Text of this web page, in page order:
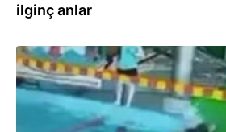
ilginç anlar
07.08.2025